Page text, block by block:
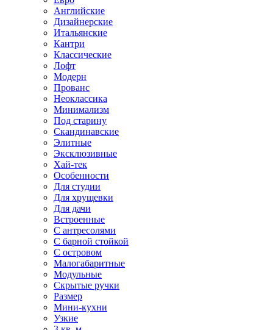
Английские
Дизайнерские
Итальянские
Кантри
Классические
Лофт
Модерн
Прованс
Неоклассика
Минимализм
Под старину
Скандинавские
Элитные
Эксклюзивные
Хай-тек
Особенности
Для студии
Для хрущевки
Для дачи
Встроенные
С антресолями
С барной стойкой
С островом
Малогабаритные
Модульные
Скрытые ручки
Размер
Мини-кухни
Узкие